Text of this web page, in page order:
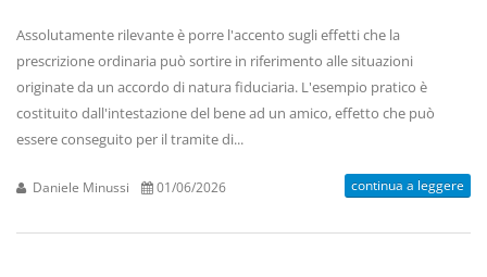
Assolutamente rilevante è porre l'accento sugli effetti che la
prescrizione ordinaria può sortire in riferimento alle situazioni
originate da un accordo di natura fiduciaria. L'esempio pratico è
costituito dall'intestazione del bene ad un amico, effetto che può
essere conseguito per il tramite di...
Daniele Minussi 01/06/2026 continua a leggere